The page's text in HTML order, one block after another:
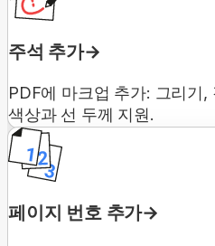
주석 추가
PDF에 마크업 추가: 그리기
색상과 선 두께 지원.
페이지 번호 추가